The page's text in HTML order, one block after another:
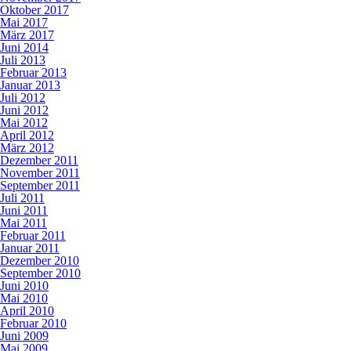
Oktober 2017
Mai 2017
März 2017
Juni 2014
Juli 2013
Februar 2013
Januar 2013
Juli 2012
Juni 2012
Mai 2012
April 2012
März 2012
Dezember 2011
November 2011
September 2011
Juli 2011
Juni 2011
Mai 2011
Februar 2011
Januar 2011
Dezember 2010
September 2010
Juni 2010
Mai 2010
April 2010
Februar 2010
Juni 2009
Mai 2009